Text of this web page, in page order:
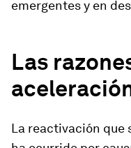
emergentes y en
Las
La reactivación que